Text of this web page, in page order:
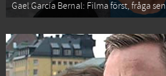
Gael García Bernal: Filma först, fråga sen